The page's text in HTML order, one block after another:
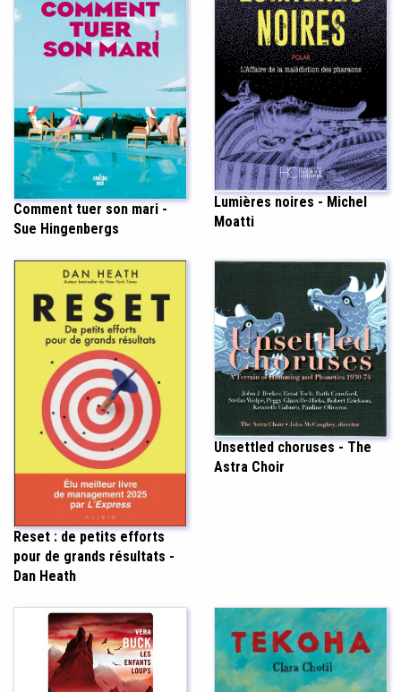
Comment tuer son mari -
Sue Hingenbergs
Lumières noires - Michel
Moatti
Reset : de petits efforts
pour de grands résultats -
Dan Heath
Unsettled choruses - The
Astra Choir